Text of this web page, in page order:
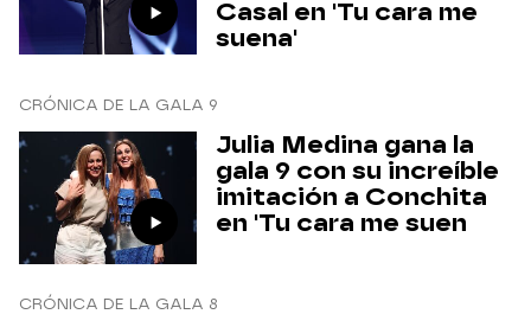
Casal en 'Tu cara me
suena'
CRÓNICA DE LA GALA 9
Julia Medina gana la
gala 9 con su increíble
imitación a Conchita
en 'Tu cara me suen
CRÓNICA DE LA GALA 8